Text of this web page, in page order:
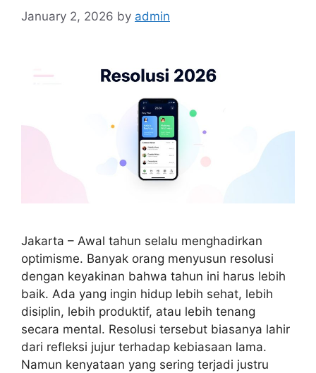
January 2, 2026 by admin
Jakarta – Awal tahun selalu menghadirkan
optimisme. Banyak orang menyusun resolusi
dengan keyakinan bahwa tahun ini harus lebih
baik. Ada yang ingin hidup lebih sehat, lebih
disiplin, lebih produktif, atau lebih tenang
secara mental. Resolusi tersebut biasanya lahir
dari refleksi jujur terhadap kebiasaan lama.
Namun kenyataan yang sering terjadi justru